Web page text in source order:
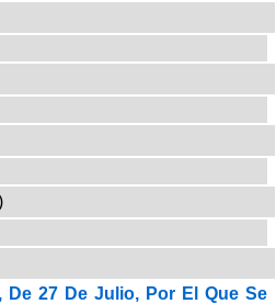
De 27 De Julio, Por El Que Se